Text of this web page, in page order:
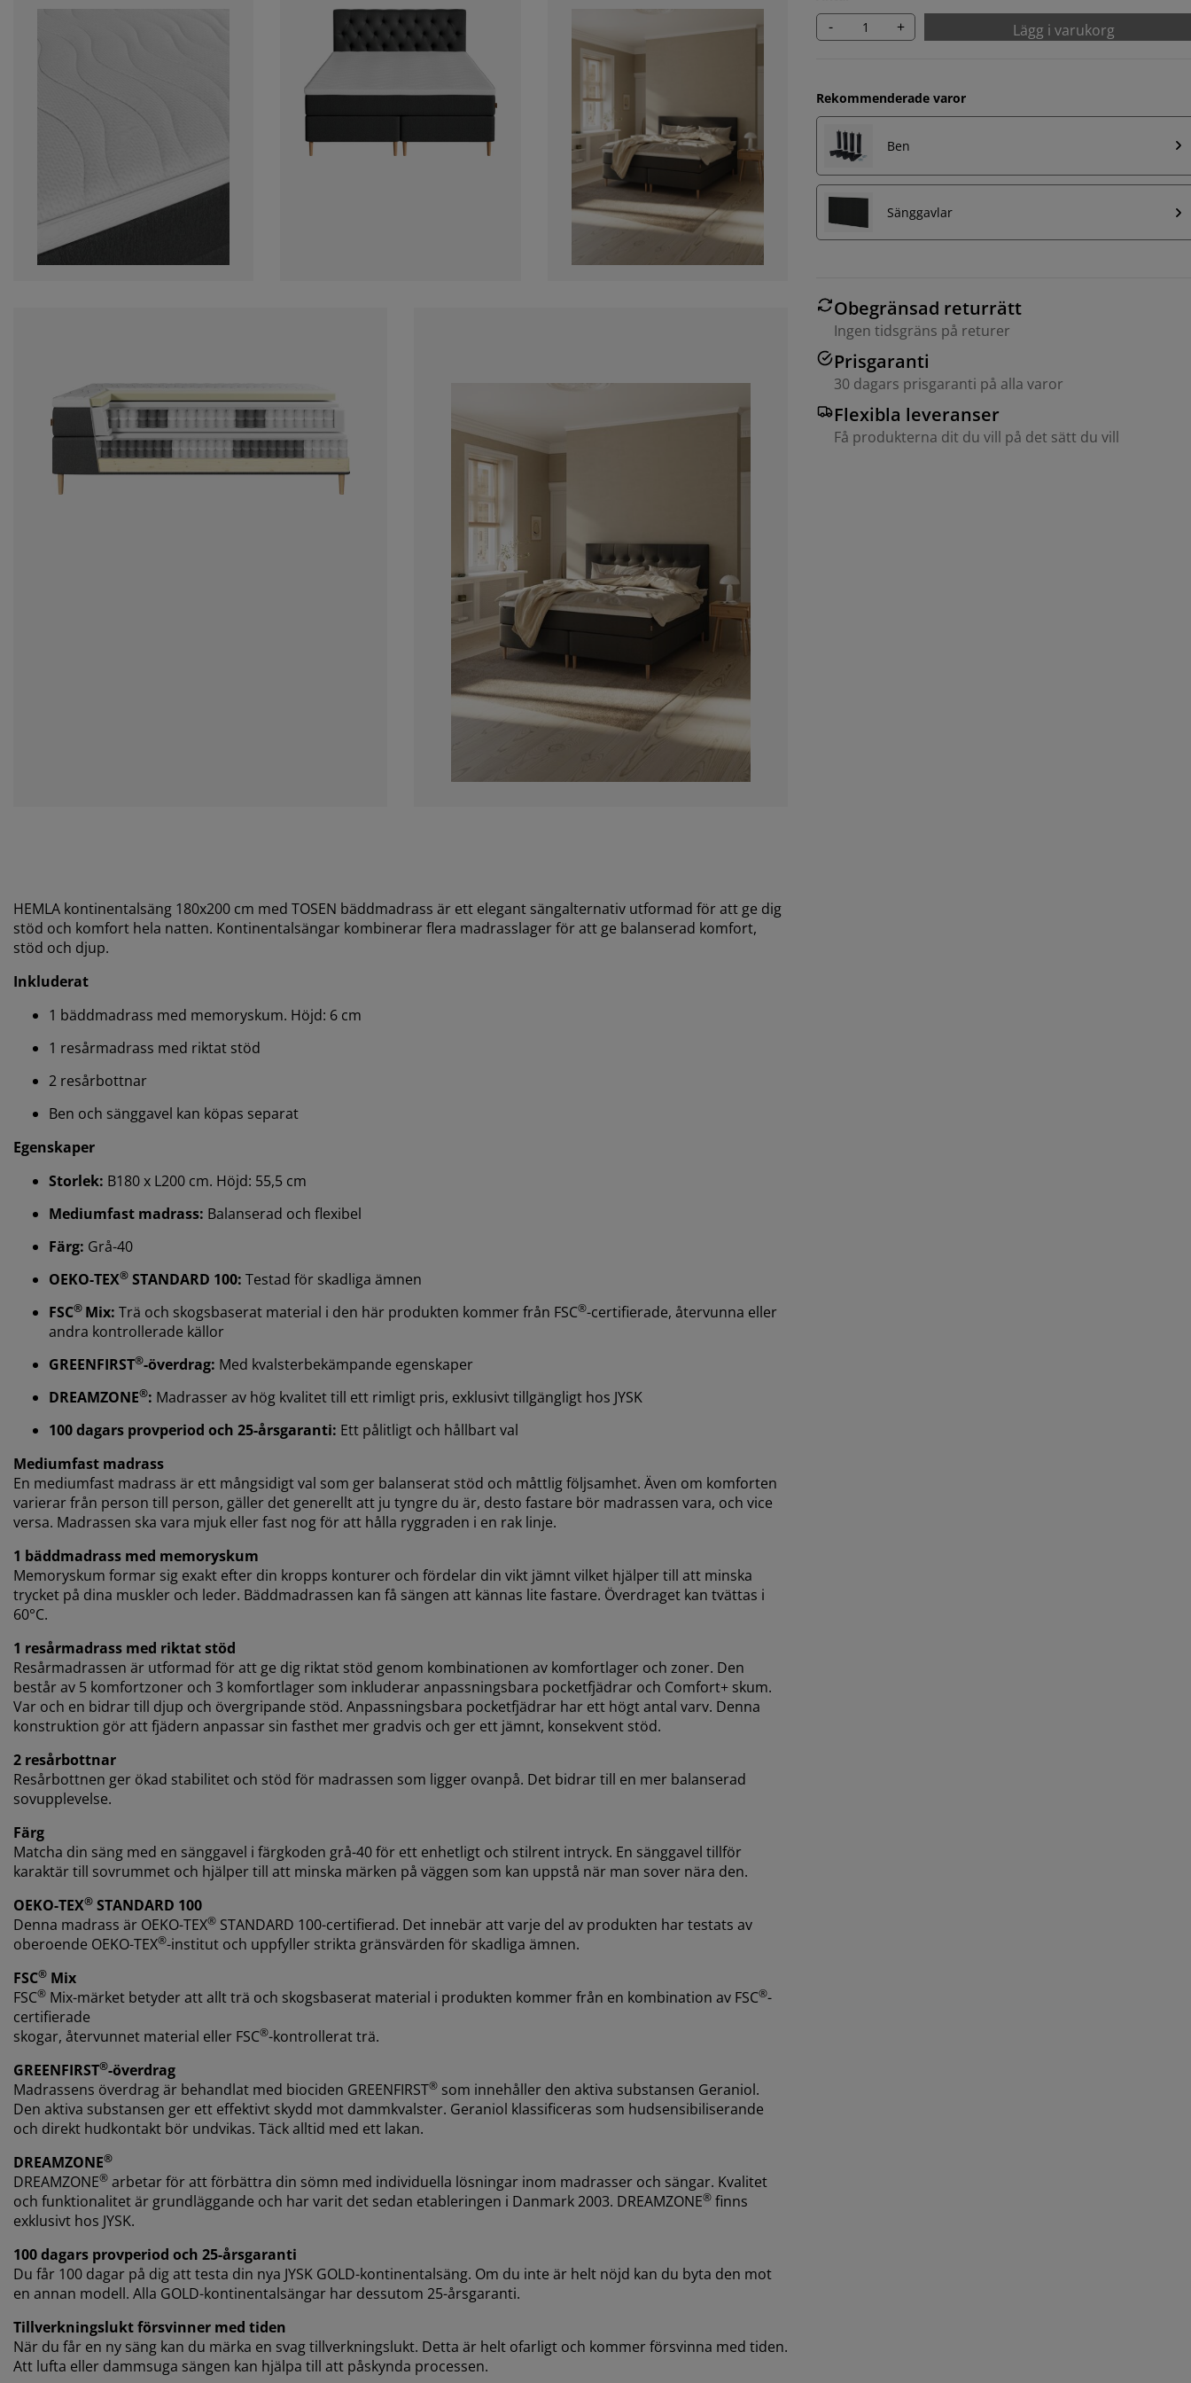
- + Lägg i varukorg
Rekommenderade varor
Ben
Sänggavlar
Obegränsad returrätt
Ingen tidsgräns på returer
Prisgaranti
30 dagars prisgaranti på alla varor
Flexibla leveranser
Få produkterna dit du vill på det sätt du vill
HEMLA kontinentalsäng 180x200 cm med TOSEN bäddmadrass är ett elegant sängalternativ utformad för att ge dig
stöd och komfort hela natten. Kontinentalsängar kombinerar flera madrasslager för att ge balanserad komfort,
stöd och djup.
Inkluderat
1 bäddmadrass med memoryskum. Höjd: 6 cm
1 resårmadrass med riktat stöd
2 resårbottnar
Ben och sänggavel kan köpas separat
Egenskaper
Storlek: B180 x L200 cm. Höjd: 55,5 cm
Mediumfast madrass: Balanserad och flexibel
Färg: Grå-40
OEKO-TEX® STANDARD 100: Testad för skadliga ämnen
FSC® Mix: Trä och skogsbaserat material i den här produkten kommer från FSC®-certifierade, återvunna eller
andra kontrollerade källor
GREENFIRST®-överdrag: Med kvalsterbekämpande egenskaper
DREAMZONE®: Madrasser av hög kvalitet till ett rimligt pris, exklusivt tillgängligt hos JYSK
100 dagars provperiod och 25-årsgaranti: Ett pålitligt och hållbart val
Mediumfast madrass
En mediumfast madrass är ett mångsidigt val som ger balanserat stöd och måttlig följsamhet. Även om komforten
varierar från person till person, gäller det generellt att ju tyngre du är, desto fastare bör madrassen vara, och vice
versa. Madrassen ska vara mjuk eller fast nog för att hålla ryggraden i en rak linje.
1 bäddmadrass med memoryskum
Memoryskum formar sig exakt efter din kropps konturer och fördelar din vikt jämnt vilket hjälper till att minska
trycket på dina muskler och leder. Bäddmadrassen kan få sängen att kännas lite fastare. Överdraget kan tvättas i
60°C.
1 resårmadrass med riktat stöd
Resårmadrassen är utformad för att ge dig riktat stöd genom kombinationen av komfortlager och zoner. Den
består av 5 komfortzoner och 3 komfortlager som inkluderar anpassningsbara pocketfjädrar och Comfort+ skum.
Var och en bidrar till djup och övergripande stöd. Anpassningsbara pocketfjädrar har ett högt antal varv. Denna
konstruktion gör att fjädern anpassar sin fasthet mer gradvis och ger ett jämnt, konsekvent stöd.
2 resårbottnar
Resårbottnen ger ökad stabilitet och stöd för madrassen som ligger ovanpå. Det bidrar till en mer balanserad
sovupplevelse.
Färg
Matcha din säng med en sänggavel i färgkoden grå-40 för ett enhetligt och stilrent intryck. En sänggavel tillför
karaktär till sovrummet och hjälper till att minska märken på väggen som kan uppstå när man sover nära den.
OEKO-TEX® STANDARD 100
Denna madrass är OEKO-TEX® STANDARD 100-certifierad. Det innebär att varje del av produkten har testats av
oberoende OEKO-TEX®-institut och uppfyller strikta gränsvärden för skadliga ämnen.
FSC® Mix
FSC® Mix-märket betyder att allt trä och skogsbaserat material i produkten kommer från en kombination av FSC®-
certifierade
skogar, återvunnet material eller FSC®-kontrollerat trä.
GREENFIRST®-överdrag
Madrassens överdrag är behandlat med biociden GREENFIRST® som innehåller den aktiva substansen Geraniol.
Den aktiva substansen ger ett effektivt skydd mot dammkvalster. Geraniol klassificeras som hudsensibiliserande
och direkt hudkontakt bör undvikas. Täck alltid med ett lakan.
DREAMZONE®
DREAMZONE® arbetar för att förbättra din sömn med individuella lösningar inom madrasser och sängar. Kvalitet
och funktionalitet är grundläggande och har varit det sedan etableringen i Danmark 2003. DREAMZONE® finns
exklusivt hos JYSK.
100 dagars provperiod och 25-årsgaranti
Du får 100 dagar på dig att testa din nya JYSK GOLD-kontinentalsäng. Om du inte är helt nöjd kan du byta den mot
en annan modell. Alla GOLD-kontinentalsängar har dessutom 25-årsgaranti.
Tillverkningslukt försvinner med tiden
När du får en ny säng kan du märka en svag tillverkningslukt. Detta är helt ofarligt och kommer försvinna med tiden.
Att lufta eller dammsuga sängen kan hjälpa till att påskynda processen.